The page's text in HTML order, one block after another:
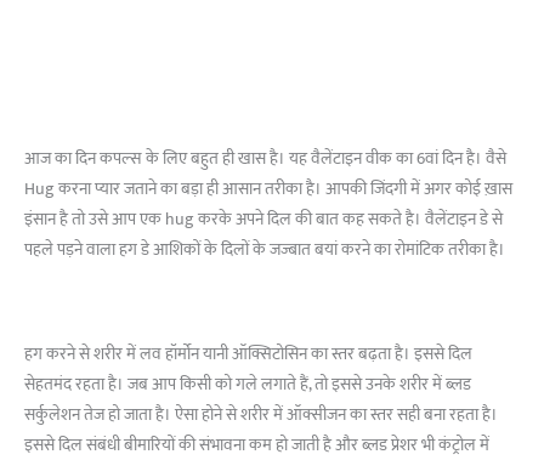
आज का दिन कपल्स के लिए बहुत ही खास है। यह वैलेंटाइन वीक का 6वां दिन है। वैसे
Hug करना प्यार जताने का बड़ा ही आसान तरीका है। आपकी जिंदगी में अगर कोई ख़ास
इंसान है तो उसे आप एक hug करके अपने दिल की बात कह सकते है। वैलेंटाइन डे से
पहले पड़ने वाला हग डे आशिकों के दिलों के जज्बात बयां करने का रोमांटिक तरीका है।
हग करने से शरीर में लव हॉर्मोन यानी ऑक्सिटोसिन का स्तर बढ़ता है। इससे दिल
सेहतमंद रहता है। जब आप किसी को गले लगाते हैं, तो इससे उनके शरीर में ब्लड
सर्कुलेशन तेज हो जाता है। ऐसा होने से शरीर में ऑक्सीजन का स्तर सही बना रहता है।
इससे दिल संबंधी बीमारियों की संभावना कम हो जाती है और ब्लड प्रेशर भी कंट्रोल में